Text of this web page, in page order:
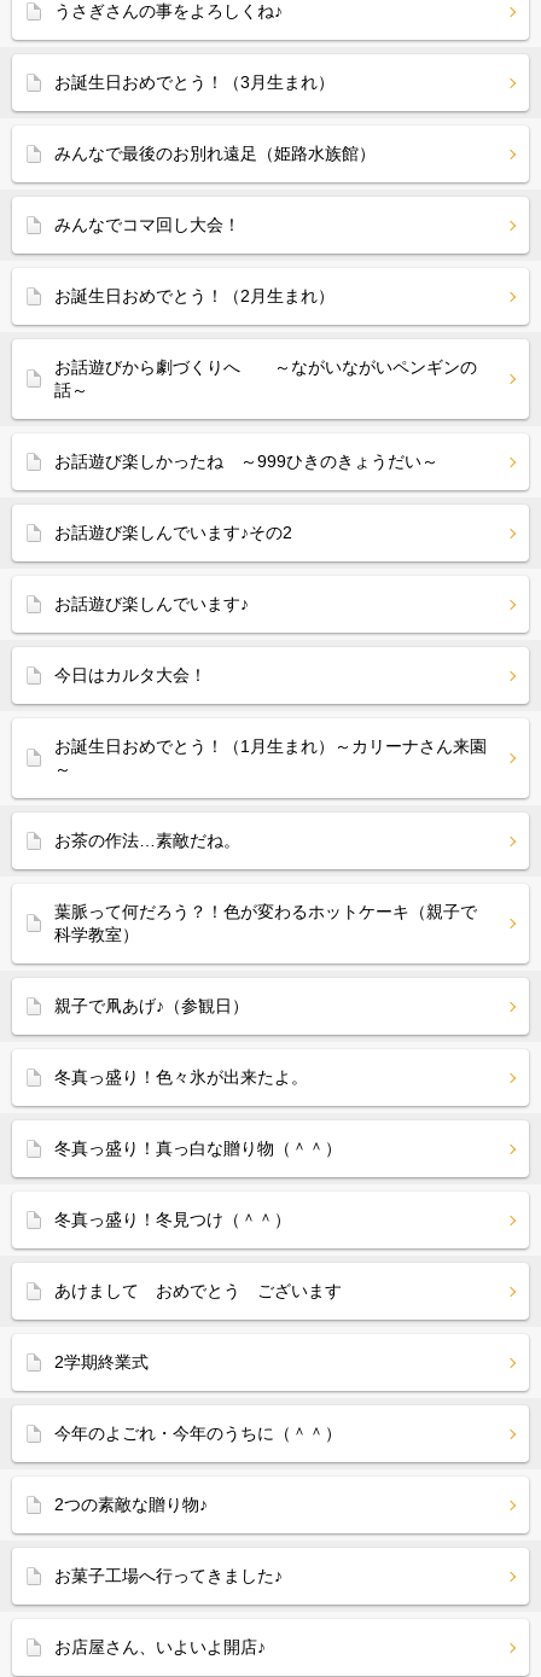
うさぎさんの事をよろしくね♪
お誕生日おめでとう！（3月生まれ）
みんなで最後のお別れ遠足（姫路水族館）
みんなでコマ回し大会！
お誕生日おめでとう！（2月生まれ）
お話遊びから劇づくりへ ～ながいながいペンギンの
話～
お話遊び楽しかったね ～999ひきのきょうだい～
お話遊び楽しんでいます♪その2
お話遊び楽しんでいます♪
今日はカルタ大会！
お誕生日おめでとう！（1月生まれ）～カリーナさん来園
～
お茶の作法…素敵だね。
葉脈って何だろう？！色が変わるホットケーキ（親子で
科学教室）
親子で凧あげ♪（参観日）
冬真っ盛り！色々氷が出来たよ。
冬真っ盛り！真っ白な贈り物（＾＾）
冬真っ盛り！冬見つけ（＾＾）
あけまして おめでとう ございます
2学期終業式
今年のよごれ・今年のうちに（＾＾）
2つの素敵な贈り物♪
お菓子工場へ行ってきました♪
お店屋さん、いよいよ開店♪